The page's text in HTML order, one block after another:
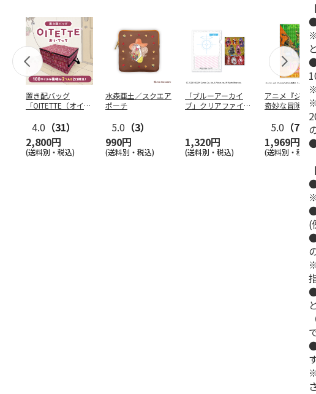
置き配バッグ
「OITETTE（オイテ
4.0 （31）
2,800円
(送料別・税込)
水森亜土／スクエア
ポーチ
5.0 （3）
990円
(送料別・税込)
「ブルーアーカイ
ブ」クリアファイル
1,320円
(送料別・税込)
アニメ『ジョ
奇妙な冒険 黄
風』チョコラ
セッ…
5.0 （7）
1,969円
(送料別・税込)
(